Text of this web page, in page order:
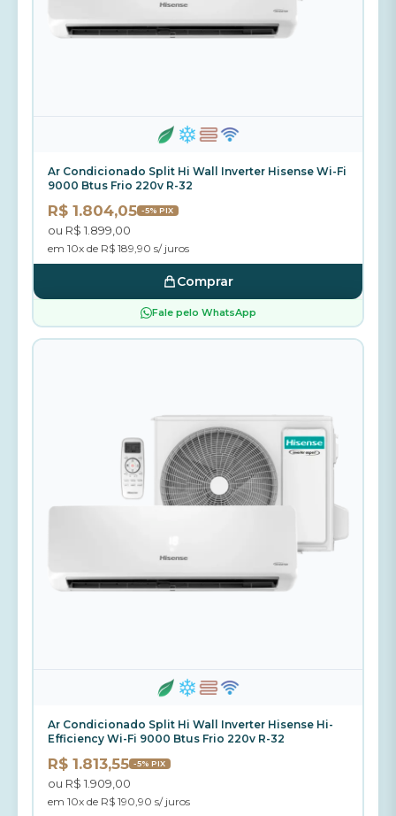
Ar Condicionado Split Hi Wall Inverter Hisense Wi-Fi
9000 Btus Frio 220v R-32
R$ 1.804,05 -5% PIX
ou R$ 1.899,00
em 10x de R$ 189,90 s/ juros
Comprar
Fale pelo WhatsApp
Ar Condicionado Split Hi Wall Inverter Hisense Hi-
Efficiency Wi-Fi 9000 Btus Frio 220v R-32
R$ 1.813,55 -5% PIX
ou R$ 1.909,00
em 10x de R$ 190,90 s/ juros